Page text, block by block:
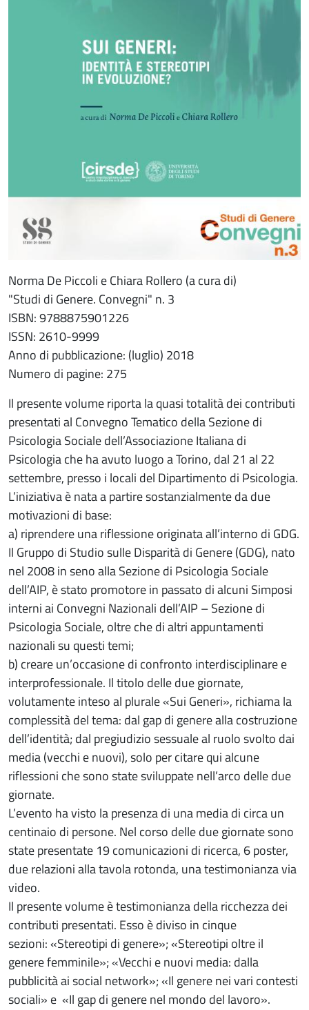
Norma De Piccoli e Chiara Rollero (a cura di)
"Studi di Genere. Convegni" n. 3
ISBN: 9788875901226
ISSN: 2610-9999
Anno di pubblicazione: (luglio) 2018
Numero di pagine: 275
Il presente volume riporta la quasi totalità dei contributi
presentati al Convegno Tematico della Sezione di
Psicologia Sociale dell’Associazione Italiana di
Psicologia che ha avuto luogo a Torino, dal 21 al 22
settembre, presso i locali del Dipartimento di Psicologia.
L’iniziativa è nata a partire sostanzialmente da due
motivazioni di base:
a) riprendere una riflessione originata all’interno di GDG.
Il Gruppo di Studio sulle Disparità di Genere (GDG), nato
nel 2008 in seno alla Sezione di Psicologia Sociale
dell’AIP, è stato promotore in passato di alcuni Simposi
interni ai Convegni Nazionali dell’AIP – Sezione di
Psicologia Sociale, oltre che di altri appuntamenti
nazionali su questi temi;
b) creare un’occasione di confronto interdisciplinare e
interprofessionale. Il titolo delle due giornate,
volutamente inteso al plurale «Sui Generi», richiama la
complessità del tema: dal gap di genere alla costruzione
dell’identità; dal pregiudizio sessuale al ruolo svolto dai
media (vecchi e nuovi), solo per citare qui alcune
riflessioni che sono state sviluppate nell’arco delle due
giornate.
L’evento ha visto la presenza di una media di circa un
centinaio di persone. Nel corso delle due giornate sono
state presentate 19 comunicazioni di ricerca, 6 poster,
due relazioni alla tavola rotonda, una testimonianza via
video.
Il presente volume è testimonianza della ricchezza dei
contributi presentati. Esso è diviso in cinque
sezioni: «Stereotipi di genere»; «Stereotipi oltre il
genere femminile»; «Vecchi e nuovi media: dalla
pubblicità ai social network»; «Il genere nei vari contesti
sociali» e «Il gap di genere nel mondo del lavoro».